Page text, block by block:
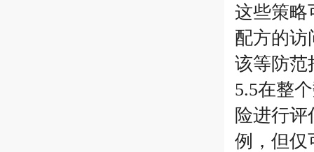
这些策略
配方的访
该等防范
5.5在整
险进行
例，但仅